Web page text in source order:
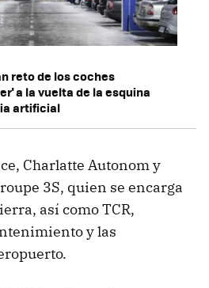
reto de los coches
a la vuelta de la esquina
artificial
Charlatte Autonom y
3S, quien se encarga
así como TCR,
y las